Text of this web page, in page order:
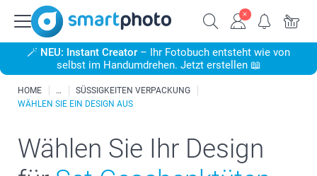
🪄 NEU: Instant Creator – Ihr Fotobuch entsteht wie von
selbst im Handumdrehen. Jetzt erstellen 📖
HOME
SÜSSIGKEITEN VERPACKUNG
WÄHLEN SIE EIN DESIGN AUS
Wählen Sie Ihr Design